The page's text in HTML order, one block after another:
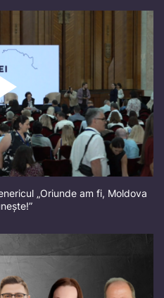
„Oriunde am fi, Moldova